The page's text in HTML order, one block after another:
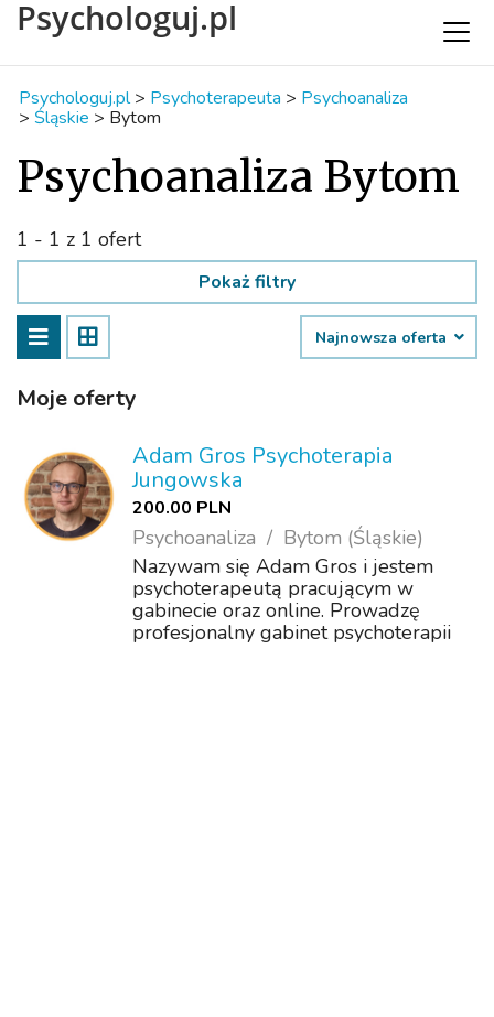
Psychologuj.pl
Psychologuj.pl > Psychoterapeuta > Psychoanaliza
> Śląskie > Bytom
Psychoanaliza Bytom
1 - 1 z 1 ofert
Pokaż filtry
Najnowsza oferta
Moje oferty
Adam Gros Psychoterapia
Jungowska
200.00 PLN
Psychoanaliza
Bytom (Śląskie)
Nazywam się Adam Gros i jestem
psychoterapeutą pracującym w
gabinecie oraz online. Prowadzę
profesjonalny gabinet psychoterapii